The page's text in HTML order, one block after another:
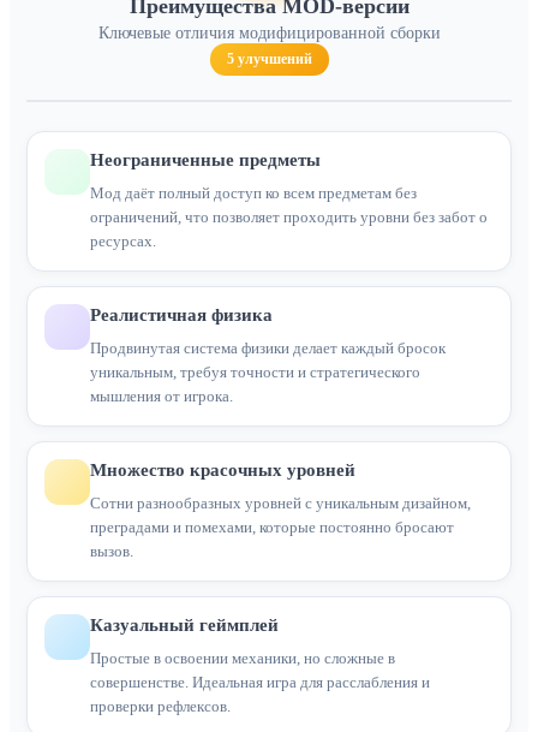
Преимущества MOD-версии
Ключевые отличия модифицированной сборки
5 улучшений
Неограниченные предметы
Мод даёт полный доступ ко всем предметам без
ограничений, что позволяет проходить уровни без забот о
ресурсах.
Реалистичная физика
Продвинутая система физики делает каждый бросок
уникальным, требуя точности и стратегического
мышления от игрока.
Множество красочных уровней
Сотни разнообразных уровней с уникальным дизайном,
преградами и помехами, которые постоянно бросают
вызов.
Казуальный геймплей
Простые в освоении механики, но сложные в
совершенстве. Идеальная игра для расслабления и
проверки рефлексов.